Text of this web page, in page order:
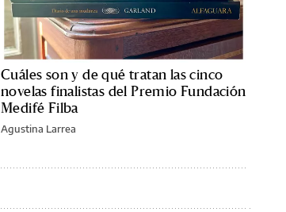
Cuáles son y de qué tratan las cinco
novelas finalistas del Premio Fundación
Medifé Filba
Agustina Larrea